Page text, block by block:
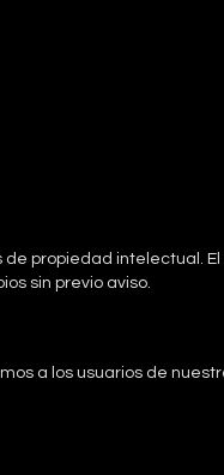
de propiedad intelectual.
sin previo aviso.
a los usuarios de